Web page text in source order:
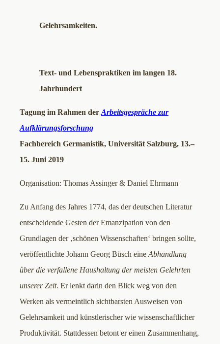
Gelehrsamkeiten.
Text- und Lebenspraktiken im langen 18.
Jahrhundert
Tagung im Rahmen der Arbeitsgespräche zur
Aufklärungsforschung
Fachbereich Germanistik, Universität Salzburg, 13.–
15. Juni 2019
Organisation: Thomas Assinger & Daniel Ehrmann
Zu Anfang des Jahres 1774, das der deutschen Literatur
entscheidende Gesten der Emanzipation von den
Grundlagen der ‚schönen Wissenschaften‘ bringen sollte,
veröffentlichte Johann Georg Büsch eine Abhandlung
über die verfallene Haushaltung der meisten Gelehrten
unserer Zeit. Er lenkt darin den Blick weg von den
Werken als vermeintlich sichtbarsten Ausweisen von
Gelehrsamkeit und künstlerischer wie wissenschaftlicher
Produktivität. Stattdessen betont er einen Zusammenhang,